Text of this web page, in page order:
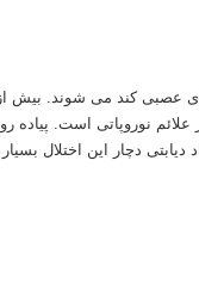
عصبی کند می شوند. بیش از
نوروپاتی است. پیاده
دچار این اختلال